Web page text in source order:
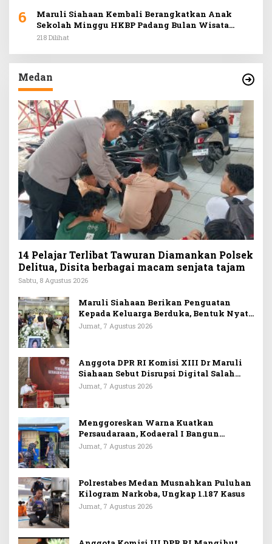
6
Maruli Siahaan Kembali Berangkatkan Anak
Sekolah Minggu HKBP Padang Bulan Wisata
Rohani ke Hill Park
218 Dilihat
Medan
14 Pelajar Terlibat Tawuran Diamankan Polsek
Delitua, Disita berbagai macam senjata tajam
Sabtu, 8 Agustus 2026
Maruli Siahaan Berikan Penguatan
Kepada Keluarga Berduka, Bentuk Nyata
Arti Persahabatan
Jumat, 7 Agustus 2026
Anggota DPR RI Komisi XIII Dr Maruli
Siahaan Sebut Disrupsi Digital Salah
Satu Tantangan Dalam Memperkuat
Jumat, 7 Agustus 2026
Menggoreskan Warna Kuatkan
Persaudaraan, Kodaeral I Bangun
Kedekatan Dengan Masyarakat Pesisir
Jumat, 7 Agustus 2026
Polrestabes Medan Musnahkan Puluhan
Kilogram Narkoba, Ungkap 1.187 Kasus
Jumat, 7 Agustus 2026